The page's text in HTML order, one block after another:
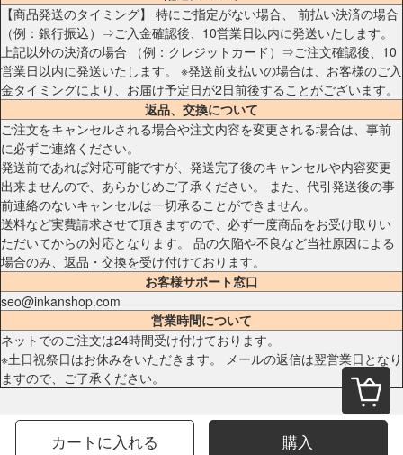
カートに入れる 購入
【商品発送のタイミング】 特にご指定がない場合、 前払い決済の場合
（例：銀行振込）⇒ご入金確認後、10営業日以内に発送いたします。
上記以外の決済の場合 （例：クレジットカード）⇒ご注文確認後、10
営業日以内に発送いたします。 ※発送前支払いの場合は、お客様のご入
金タイミングにより、お届け予定日が2日前後することがございます。
返品、交換について
ご注文をキャンセルされる場合や注文内容を変更される場合は、事前
に必ずご連絡ください。
発送前であれば対応可能ですが、発送完了後のキャンセルや内容変更
出来ませんので、あらかじめご了承ください。 また、代引発送後の事
前連絡のないキャンセルは一切承ることができません。
送料など実費請求させて頂きますので、必ず一度商品をお受け取りい
ただいてからの対応となります。 品の欠陥や不良など当社原因による
場合のみ、返品・交換を受け付けております。
お客様サポート窓口
seo@inkanshop.com
営業時間について
ネットでのご注文は24時間受け付けております。
※土日祝祭日はお休みをいただきます。 メールの返信は翌営業日となり
ますので、ご了承ください。